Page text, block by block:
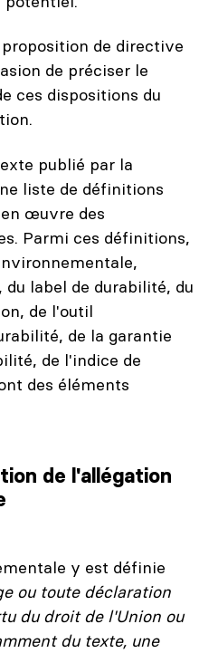
de directive
de préciser le
ces dispositions du
publié par la
liste de définitions
œuvre des
Parmi ces définitions,
label de durabilité, du
de l'outil
de la garantie
de l'indice de
des éléments
de l'allégation
y est définie
ou toute déclaration
du droit de l'Union ou
du texte, une